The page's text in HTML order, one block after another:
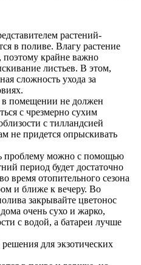
растений-
в поливе. Влагу растение
поэтому крайне важно
листьев. В этом,
сложность ухода за
в помещении не должен
с чрезмерно сухим
с тилландсией
не придется опрыскивать
проблему можно с помощью
период будет достаточно
время отопительного сезона
и ближе к вечеру. Во
закрывайте цветонос
очень сухо и жарко,
с водой, а батареи лучше
для экзотических